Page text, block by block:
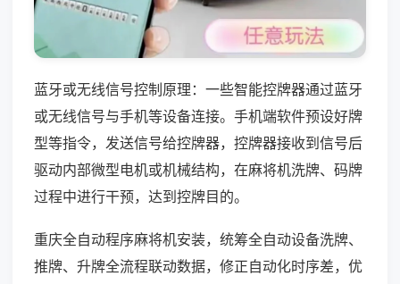
蓝牙或无线信号控制原理：一些智能控牌器通过蓝牙
或无线信号与手机等设备连接。手机端软件预设好牌
型等指令，发送信号给控牌器，控牌器接收到信号后
驱动内部微型电机或机械结构，在麻将机洗牌、码牌
过程中进行干预，达到控牌目的。
重庆全自动程序麻将机安装，统筹全自动设备洗牌、
推牌、升牌全流程联动数据，修正自动化时序差，优